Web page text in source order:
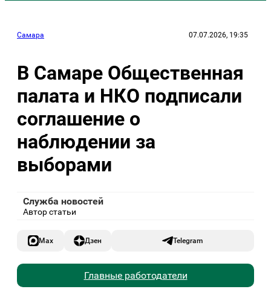
Самара 07.07.2026, 19:35
В Самаре Общественная
палата и НКО подписали
соглашение о
наблюдении за
выборами
Служба новостей
Автор статьи
Max Дзен Telegram
Главные работодатели